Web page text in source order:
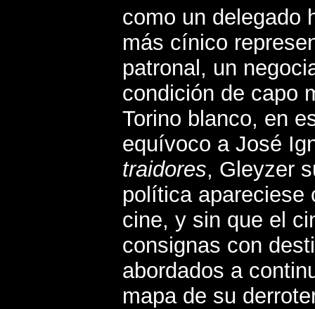
como un delegado
más cínico
patronal, un
condición de capo
Torino blanco, en
equívoco a José
traidores, Gleyzer
política apareciese
cine, y sin que el
consignas con
abordados a
mapa de su